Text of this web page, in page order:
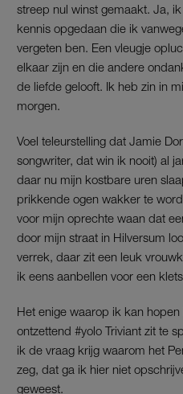
streep nul winst gemaakt. Ja,
kennis opgedaan die ik
vergeten ben. Een vleugje
elkaar zijn en die andere
de liefde gelooft. Ik heb zin in
morgen.
Voel teleurstelling dat Jamie
songwriter, dat win ik nooit) al
daar nu mijn kostbare uren
prikkende ogen wakker te
voor mijn oprechte waan dat
door mijn straat in Hilversum
verrek, daar zit een leuk
ik eens aanbellen voor een
Het enige waarop ik kan
ontzettend #yolo Triviant zit te
ik de vraag krijg waarom het
zeg, dat ga ik hier niet
geweest.